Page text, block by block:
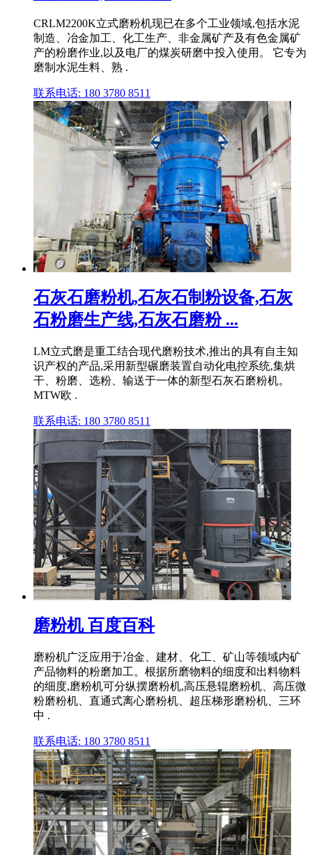
CRLM2200K立式磨粉机现已在多个工业领域,包括水泥
制造、冶金加工、化工生产、非金属矿产及有色金属矿
产的粉磨作业,以及电厂的煤炭研磨中投入使用。 它专为
磨制水泥生料、熟 .
联系电话: 180 3780 8511
石灰石磨粉机,石灰石制粉设备,石灰
石粉磨生产线,石灰石磨粉 ...
LM立式磨是重工结合现代磨粉技术,推出的具有自主知
识产权的产品,采用新型碾磨装置自动化电控系统,集烘
干、粉磨、选粉、输送于一体的新型石灰石磨粉机。
MTW欧 .
联系电话: 180 3780 8511
磨粉机 百度百科
磨粉机广泛应用于冶金、建材、化工、矿山等领域内矿
产品物料的粉磨加工。根据所磨物料的细度和出料物料
的细度,磨粉机可分纵摆磨粉机,高压悬辊磨粉机、高压微
粉磨粉机、直通式离心磨粉机、超压梯形磨粉机、三环
中 .
联系电话: 180 3780 8511